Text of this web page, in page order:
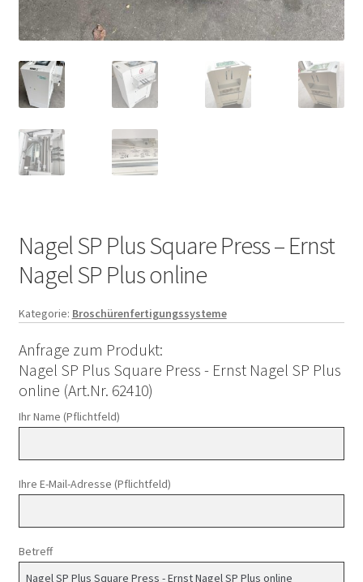
Nagel SP Plus Square Press – Ernst
Nagel SP Plus online
Kategorie: Broschürenfertigungssysteme
Anfrage zum Produkt:
Nagel SP Plus Square Press - Ernst Nagel SP Plus
online (Art.Nr. 62410)
Ihr Name (Pflichtfeld)
Ihre E-Mail-Adresse (Pflichtfeld)
Betreff